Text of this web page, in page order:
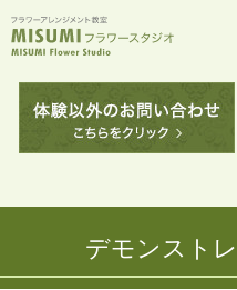
デモンスト